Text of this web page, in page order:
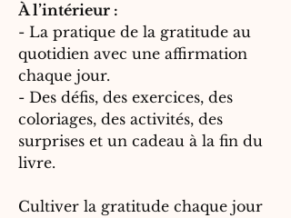
À l’intérieur :
- La pratique de la gratitude au
quotidien avec une affirmation
chaque jour.
- Des défis, des exercices, des
coloriages, des activités, des
surprises et un cadeau à la fin du
livre.
Cultiver la gratitude chaque jour